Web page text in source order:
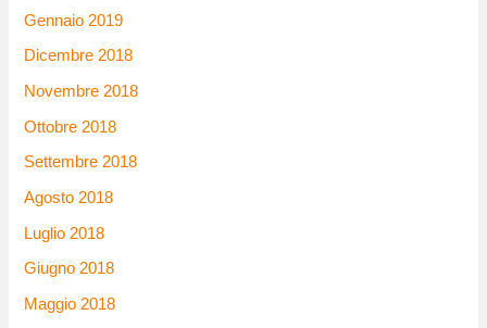
Gennaio 2019
Dicembre 2018
Novembre 2018
Ottobre 2018
Settembre 2018
Agosto 2018
Luglio 2018
Giugno 2018
Maggio 2018